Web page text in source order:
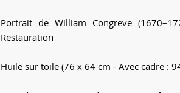
Portrait de William Congreve
Restauration
Huile sur toile (76 x 64 cm - Avec cadre :